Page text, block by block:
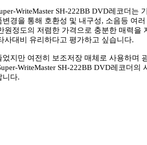
WriteMaster SH-222BB DVD레코더는
경을 통해 호환성 및 내구성, 소음등 여
원정도의 저렴한 가격으로 충분한 매력을
사대비 유리하다고 평가하고 싶습니다.
지만 여전히 보조저장 매체로 사용하며
WriteMaster SH-222BB DVD레코더의
니다.